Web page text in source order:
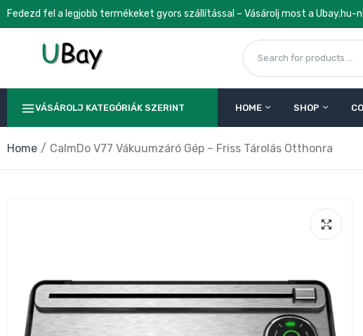
Fedezd fel a legjobb termékeket gyors szállítással – Vásárolj most a Ubay.hu-n!
VÁSÁROLJ KATEGÓRIÁK SZERINT HOME SHOP
Home CalmDo V77 Vákuumzáró Gép – Friss Tárolás Otthonra